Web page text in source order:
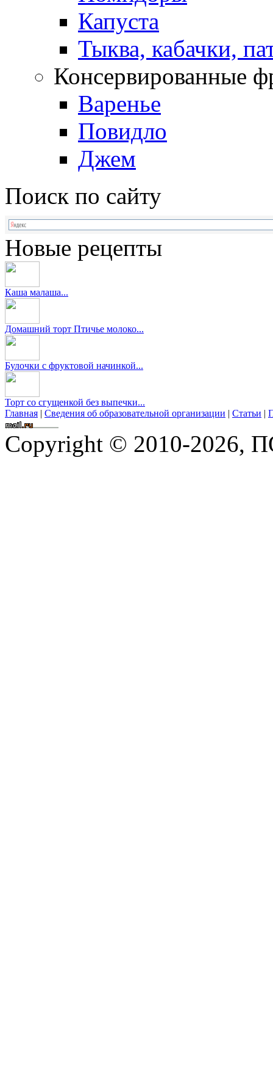
Капуста
Тыква, кабачки,
Консервированные
Варенье
Повидло
Джем
Поиск по сайту
Новые рецепты
Каша малаша...
Домашний торт Птичье молоко...
Булочки с фруктовой начинкой...
Торт со сгущенкой без выпечки...
Главная | Сведения об образовательной организации | Статьи |
Copyright © 2010-2026,